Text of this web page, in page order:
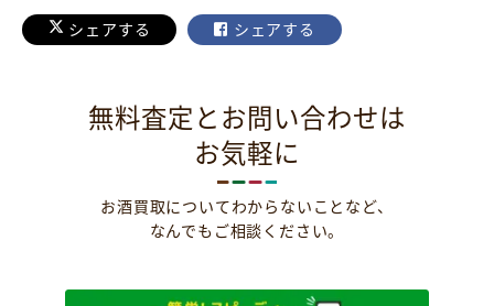
シェアする シェアする
無料査定とお問い合わせは
お気軽に
お酒買取についてわからないことなど、
なんでもご相談ください。